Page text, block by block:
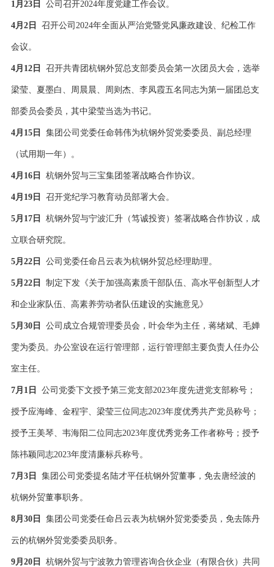
1月23日 公司召开2024年度党建工作会议。
4月2日 召开公司2024年全面从严治党暨党风廉政建设、纪检工作
会议。
4月12日 召开共青团杭钢外贸总支部委员会第一次团员大会，选举
梁莹、夏墨白、周晨晨、周则杰、李凤霞五名同志为第一届团总支
部委员会委员，其中梁莹当选为书记。
4月15日 集团公司党委任命韩伟为杭钢外贸党委委员、副总经理
（试用期一年）。
4月16日 杭钢外贸与三宝集团签署战略合作协议。
4月19日 召开党纪学习教育动员部署大会。
5月17日 杭钢外贸与宁波汇升（笃诚投资）签署战略合作协议，成
立联合研究院。
5月22日 公司党委任命吕云表为杭钢外贸总经理助理。
5月22日 制定下发《关于加强高素质干部队伍、高水平创新型人才
和企业家队伍、高素养劳动者队伍建设的实施意见》
5月30日 公司成立合规管理委员会，叶会华为主任，蒋绪斌、毛婵
雯为委员。办公室设在运行管理部，运行管理部主要负责人任办公
室主任。
7月1日 公司党委下文授予第三党支部2023年度先进党支部称号；
授予应海峰、金程宇、梁莹三位同志2023年度优秀共产党员称号；
授予王美琴、韦海阳二位同志2023年度优秀党务工作者称号；授予
陈祎颖同志2023年度清廉标兵称号。
7月3日 集团公司党委提名陆才平任杭钢外贸董事，免去唐经波的
杭钢外贸董事职务。
8月30日 集团公司党委任命吕云表为杭钢外贸党委委员，免去陈丹
云的杭钢外贸党委委员职务。
9月20日 杭钢外贸与宁波敦力管理咨询合伙企业（有限合伙）共同